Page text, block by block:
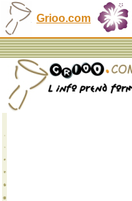
Grioo.com